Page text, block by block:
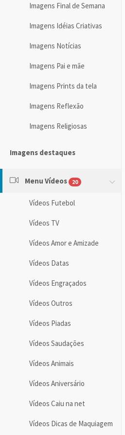
Imagens Final de Semana
Imagens Idéias Criativas
Imagens Notícias
Imagens Pai e mãe
Imagens Prints da tela
Imagens Reflexão
Imagens Religiosas
Imagens destaques
Menu Vídeos 20
Vídeos Futebol
Vídeos TV
Vídeos Amor e Amizade
Vídeos Datas
Vídeos Engraçados
Vídeos Outros
Vídeos Piadas
Vídeos Saudações
Vídeos Animais
Vídeos Aniversário
Vídeos Caiu na net
Vídeos Dicas de Maquiagem